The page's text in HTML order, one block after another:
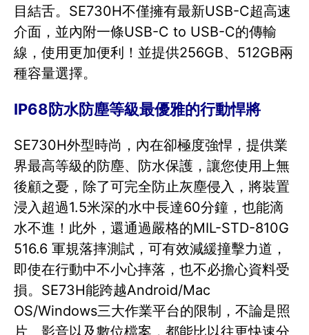
目結舌。SE730H不僅擁有最新USB-C超高速
介面，並內附一條USB-C to USB-C的傳輸
線，使用更加便利！並提供256GB、512GB兩
種容量選擇。
IP68防水防塵等級最優雅的行動悍將
SE730H外型時尚，內在卻極度強悍，提供業
界最高等級的防塵、防水保護，讓您使用上無
後顧之憂，除了可完全防止灰塵侵入，將裝置
浸入超過1.5米深的水中長達60分鐘，也能滴
水不進！此外，還通過嚴格的MIL-STD-810G
516.6 軍規落摔測試，可有效減緩撞擊力道，
即使在行動中不小心摔落，也不必擔心資料受
損。SE73H能跨越Android/Mac
OS/Windows三大作業平台的限制，不論是照